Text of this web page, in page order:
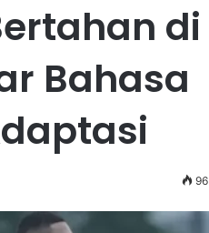
di
Bahasa
96